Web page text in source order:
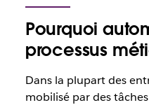
Pourquoi
processus
Dans la plupart des
mobilisé par des